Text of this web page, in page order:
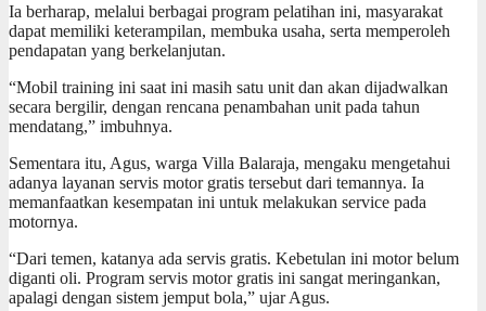
Ia berharap, melalui berbagai program pelatihan ini, masyarakat
dapat memiliki keterampilan, membuka usaha, serta memperoleh
pendapatan yang berkelanjutan.
“Mobil training ini saat ini masih satu unit dan akan dijadwalkan
secara bergilir, dengan rencana penambahan unit pada tahun
mendatang,” imbuhnya.
Sementara itu, Agus, warga Villa Balaraja, mengaku mengetahui
adanya layanan servis motor gratis tersebut dari temannya. Ia
memanfaatkan kesempatan ini untuk melakukan service pada
motornya.
“Dari temen, katanya ada servis gratis. Kebetulan ini motor belum
diganti oli. Program servis motor gratis ini sangat meringankan,
apalagi dengan sistem jemput bola,” ujar Agus.